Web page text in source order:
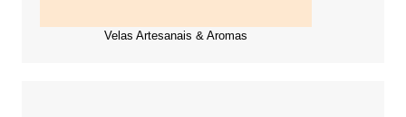
Velas Artesanais & Aromas